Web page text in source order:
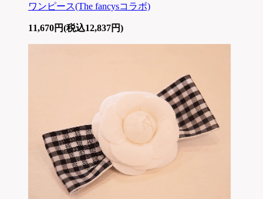
ワンピース(The fancysコラボ)
11,670円(税込12,837円)